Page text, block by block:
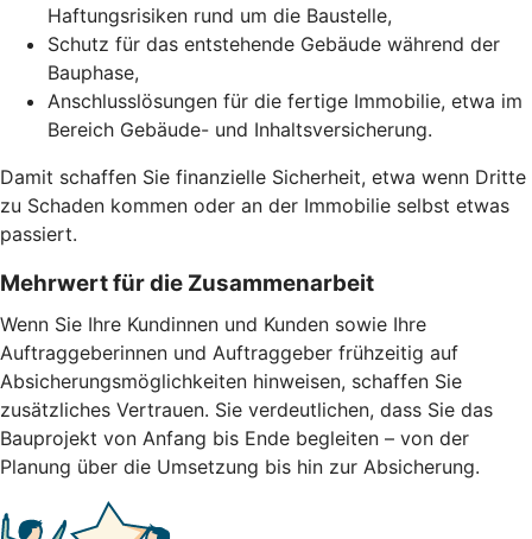
Haftungsrisiken rund um die Baustelle,
Schutz für das entstehende Gebäude während der
Bauphase,
Anschlusslösungen für die fertige Immobilie, etwa im
Bereich Gebäude- und Inhaltsversicherung.
Damit schaffen Sie finanzielle Sicherheit, etwa wenn Dritte
zu Schaden kommen oder an der Immobilie selbst etwas
passiert.
Mehrwert für die Zusammenarbeit
Wenn Sie Ihre Kundinnen und Kunden sowie Ihre
Auftraggeberinnen und Auftraggeber frühzeitig auf
Absicherungsmöglichkeiten hinweisen, schaffen Sie
zusätzliches Vertrauen. Sie verdeutlichen, dass Sie das
Bauprojekt von Anfang bis Ende begleiten – von der
Planung über die Umsetzung bis hin zur Absicherung.